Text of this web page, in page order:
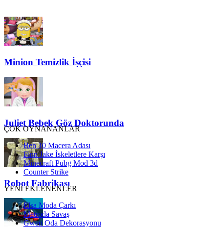
Minion Temizlik İşçisi
Juliet Bebek Göz Doktorunda
Robot Fabrikası
ÇOK OYNANANLAR
Ben 10 Macera Adası
Finn Jake İskeletlere Karşı
Minecraft Pubg Mod 3d
Counter Strike
YENİ EKLENENLER
Elsa Moda Çarkı
Metroda Savaş
Gwen Oda Dekorasyonu